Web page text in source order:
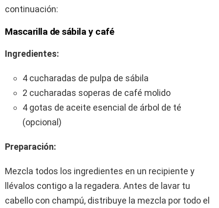
continuación:
Mascarilla de sábila y café
Ingredientes:
4 cucharadas de pulpa de sábila
2 cucharadas soperas de café molido
4 gotas de aceite esencial de árbol de té
(opcional)
Preparación:
Mezcla todos los ingredientes en un recipiente y
llévalos contigo a la regadera. Antes de lavar tu
cabello con champú, distribuye la mezcla por todo el